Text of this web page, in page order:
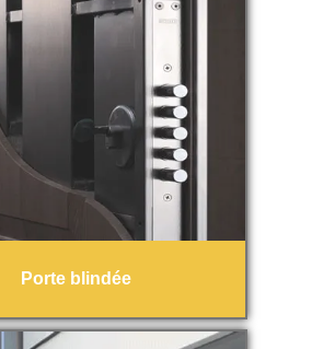
Porte blindée